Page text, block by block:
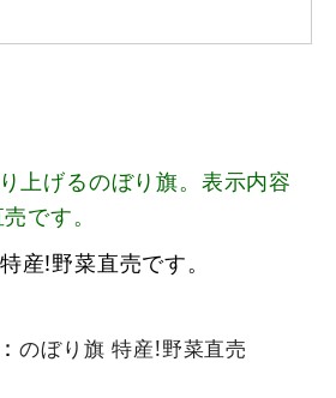
上げるのぼり旗。表示内容
です。
産!野菜直売です。
のぼり旗 特産!野菜直売